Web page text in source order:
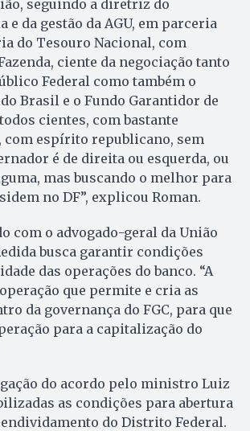
seguindo a diretriz do
e da gestão da AGU, em parceria
do Tesouro Nacional, com
ciente da negociação tanto
Federal como também o
Brasil e o Fundo Garantidor de
cientes, com bastante
espírito republicano, sem
é de direita ou esquerda, ou
mas buscando o melhor para
no DF”, explicou Roman.
com o advogado-geral da União
busca garantir condições
das operações do banco. “A
que permite e cria as
da governança do FGC, para que
para a capitalização do
do acordo pelo ministro Luiz
as condições para abertura
do Distrito Federal.